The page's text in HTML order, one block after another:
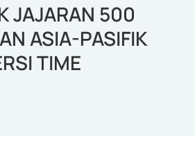
JAJARAN 500
ASIA-PASIFIK
TIME